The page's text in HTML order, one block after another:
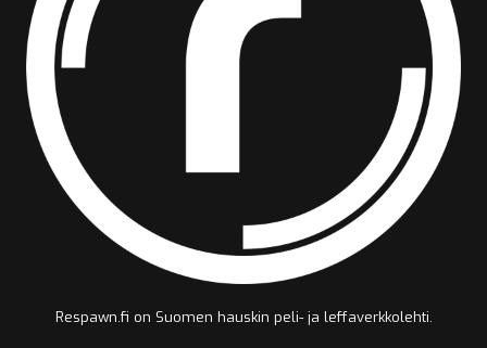
Respawn.fi on Suomen hauskin peli- ja leffaverkkolehti.